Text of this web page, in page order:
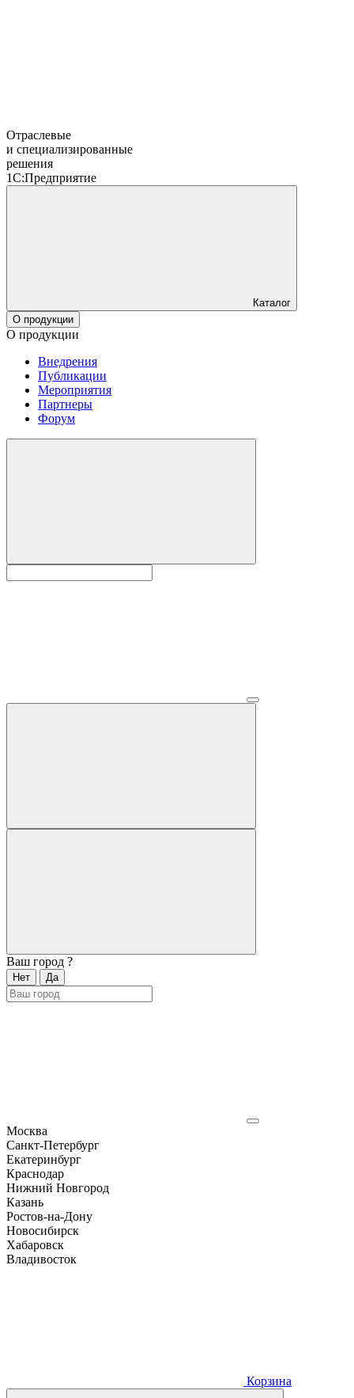
Отраслевые
и специализированные
решения
1С:Предприятие
Каталог
О продукции
О продукции
Внедрения
Публикации
Мероприятия
Партнеры
Форум
Ваш город ?
Нет Да
Москва
Санкт-Петербург
Екатеринбург
Краснодар
Нижний Новгород
Казань
Ростов-на-Дону
Новосибирск
Хабаровск
Владивосток
Корзина